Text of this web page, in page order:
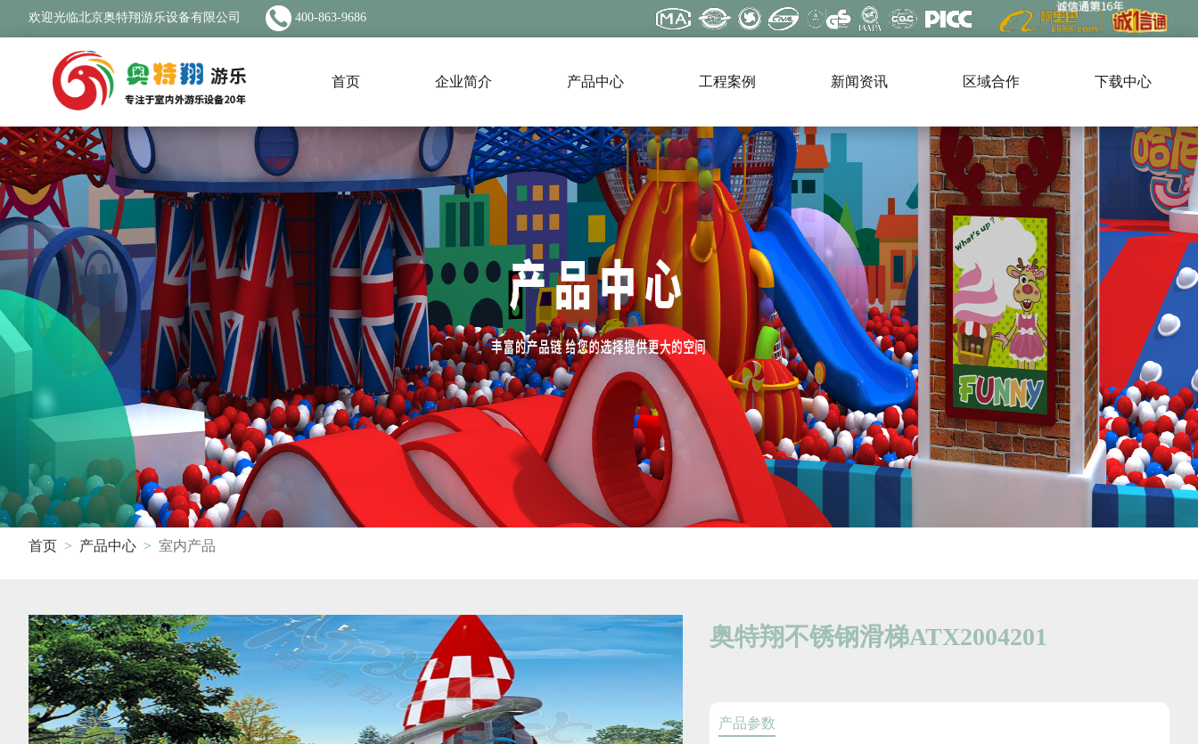
欢迎光临北京奥特翔游乐设备有限公司 400-863-9686
首页 企业简介 产品中心 工程案例 新闻资讯 区域合作 下载中心
首页 产品中心 室内产品
奥特翔不锈钢滑梯ATX2004201
产品参数